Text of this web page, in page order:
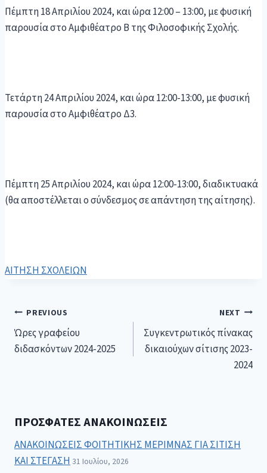
Πέμπτη 18 Απριλίου 2024, και ώρα 12:00 – 13:00, με φυσική
παρουσία στο Αμφιθέατρο B της Φιλοσοφικής Σχολής.
Τετάρτη 24 Απριλίου 2024, και ώρα 12:00-13:00, με φυσική
παρουσία στο Αμφιθέατρο Δ3.
Πέμπτη 25 Απριλίου 2024, και ώρα 12:00-13:00, διαδικτυακά
(θα αποστέλλεται ο σύνδεσμος σε απάντηση της αίτησης).
ΑΙΤΗΣΗ ΣΧΟΛΕΙΩΝ
PREVIOUS
Ώρες γραφείου
διδασκόντων 2024-2025
NEXT
Συγκεντρωτικός πίνακας
δικαιούχων σίτισης 2023-
2024
ΠΡΌΣΦΑΤΕΣ ΑΝΑΚΟΙΝΏΣΕΙΣ
ΑΝΑΚΟΙΝΩΣΕΙΣ ΦΟΙΤΗΤΙΚΗΣ ΜΕΡΙΜΝΑΣ ΓΙΑ ΣΙΤΙΣΗ
ΚΑΙ ΣΤΕΓΑΣΗ 31 Ιουλίου, 2026